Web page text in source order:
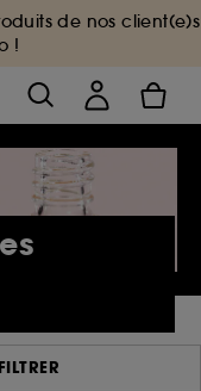
de nos client(e)s
!
FILTRER